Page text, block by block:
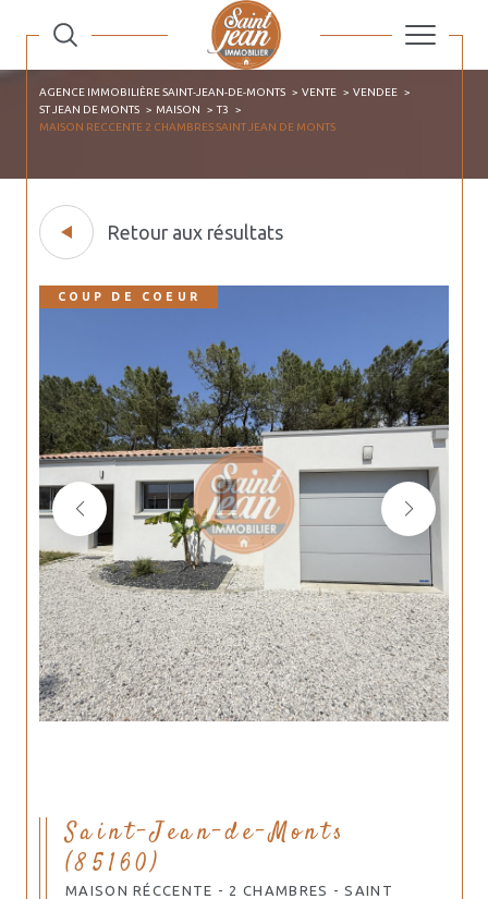
AGENCE IMMOBILIÈRE SAINT-JEAN-DE-MONTS VENTE
VENDEE
ST JEAN DE MONTS
MAISON
T3
MAISON RECCENTE 2 CHAMBRES SAINT JEAN DE MONTS
Retour aux résultats
COUP DE COEUR
Saint-Jean-de-Monts
(85160)
MAISON RÉCCENTE - 2 CHAMBRES - SAINT